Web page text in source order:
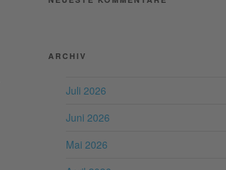
ARCHIV
Juli 2026
Juni 2026
Mai 2026